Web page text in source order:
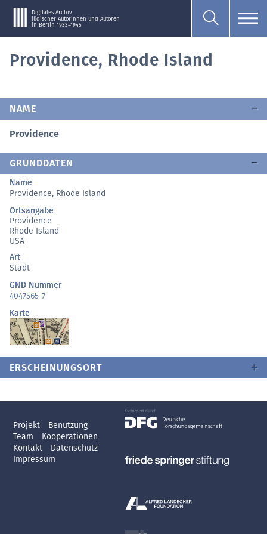
Digitales Archiv
jüdischer Autorinnen und Autoren
in Berlin 1933–1945
Providence, Rhode Island
NAME
Providence
GRUNDDATEN
Name
Providence, Rhode Island
Ortsangabe
Providence
Rhode Island
USA
Art
Stadt
GND Nummer
4047565-7
Karte
ERSCHEINUNGSORT
Projekt
Benutzung
Team
Kooperationen
Kontakt
Datenschutz
Impressum